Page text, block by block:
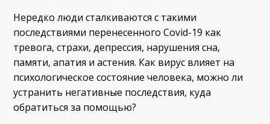
Нередко люди сталкиваются с такими
последствиями перенесенного Covid-19 как
тревога, страхи, депрессия, нарушения сна,
памяти, апатия и астения. Как вирус влияет на
психологическое состояние человека, можно ли
устранить негативные последствия, куда
обратиться за помощью?